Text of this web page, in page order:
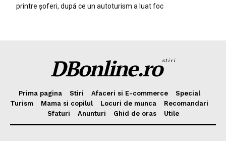
printre șoferi, după ce un autoturism a luat foc
DBonline.rostiri
Prima pagina Stiri Afaceri si E-commerce
Special
Turism
Mama si copilul Locuri de munca
Recomandari
Sfaturi
Anunturi Ghid de oras Utile